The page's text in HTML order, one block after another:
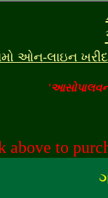
ઓન-લાઇન
above to